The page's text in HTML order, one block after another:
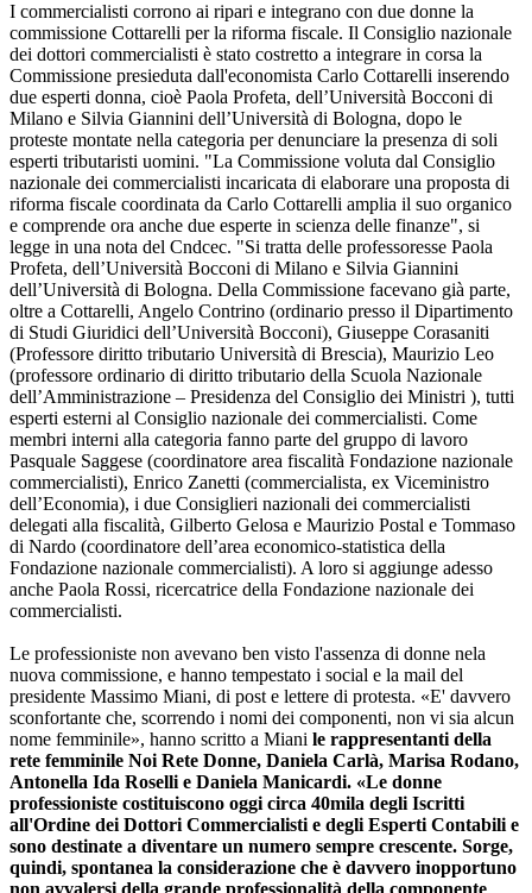
I commercialisti corrono ai ripari e integrano con due donne la
commissione Cottarelli per la riforma fiscale. Il Consiglio nazionale
dei dottori commercialisti è stato costretto a integrare in corsa la
Commissione presieduta dall'economista Carlo Cottarelli inserendo
due esperti donna, cioè Paola Profeta, dell’Università Bocconi di
Milano e Silvia Giannini dell’Università di Bologna, dopo le
proteste montate nella categoria per denunciare la presenza di soli
esperti tributaristi uomini. "La Commissione voluta dal Consiglio
nazionale dei commercialisti incaricata di elaborare una proposta di
riforma fiscale coordinata da Carlo Cottarelli amplia il suo organico
e comprende ora anche due esperte in scienza delle finanze", si
legge in una nota del Cndcec. "Si tratta delle professoresse Paola
Profeta, dell’Università Bocconi di Milano e Silvia Giannini
dell’Università di Bologna. Della Commissione facevano già parte,
oltre a Cottarelli, Angelo Contrino (ordinario presso il Dipartimento
di Studi Giuridici dell’Università Bocconi), Giuseppe Corasaniti
(Professore diritto tributario Università di Brescia), Maurizio Leo
(professore ordinario di diritto tributario della Scuola Nazionale
dell’Amministrazione – Presidenza del Consiglio dei Ministri ), tutti
esperti esterni al Consiglio nazionale dei commercialisti. Come
membri interni alla categoria fanno parte del gruppo di lavoro
Pasquale Saggese (coordinatore area fiscalità Fondazione nazionale
commercialisti), Enrico Zanetti (commercialista, ex Viceministro
dell’Economia), i due Consiglieri nazionali dei commercialisti
delegati alla fiscalità, Gilberto Gelosa e Maurizio Postal e Tommaso
di Nardo (coordinatore dell’area economico-statistica della
Fondazione nazionale commercialisti). A loro si aggiunge adesso
anche Paola Rossi, ricercatrice della Fondazione nazionale dei
commercialisti.
Le professioniste non avevano ben visto l'assenza di donne nela
nuova commissione, e hanno tempestato i social e la mail del
presidente Massimo Miani, di post e lettere di protesta. «E' davvero
sconfortante che, scorrendo i nomi dei componenti, non vi sia alcun
nome femminile», hanno scritto a Miani le rappresentanti della
rete femminile Noi Rete Donne, Daniela Carlà, Marisa Rodano,
Antonella Ida Roselli e Daniela Manicardi. «Le donne
professioniste costituiscono oggi circa 40mila degli Iscritti
all'Ordine dei Dottori Commercialisti e degli Esperti Contabili e
sono destinate a diventare un numero sempre crescente. Sorge,
quindi, spontanea la considerazione che è davvero inopportuno